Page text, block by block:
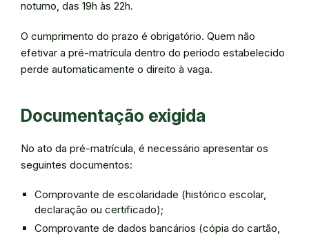
noturno, das 19h às 22h.
O cumprimento do prazo é obrigatório. Quem não
efetivar a pré-matrícula dentro do período estabelecido
perde automaticamente o direito à vaga.
Documentação exigida
No ato da pré-matrícula, é necessário apresentar os
seguintes documentos:
Comprovante de escolaridade (histórico escolar,
declaração ou certificado);
Comprovante de dados bancários (cópia do cartão,